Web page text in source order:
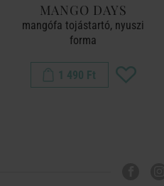
MANGO DAYS
mangófa tojástartó, nyuszi
forma
1 490 Ft